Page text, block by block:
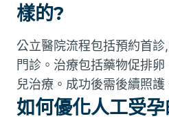
樣的?
公立醫院流程包括預約首
門診。治療包括藥物促排
兒治療。成功後需後續照護
如何優化人工受